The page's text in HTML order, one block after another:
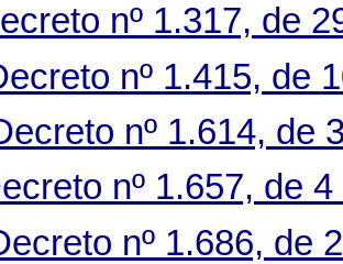
nº 1.317, de
nº 1.415, de
nº 1.614, de
nº 1.657, de
nº 1.686, de